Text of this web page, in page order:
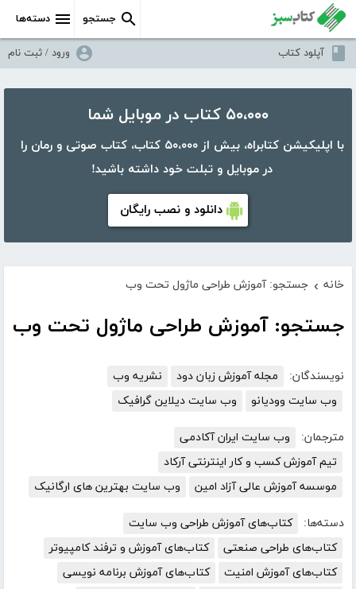
دسته‌ها جستجو
آپلود کتاب ورود / ثبت نام
۵۰،۰۰۰ کتاب در موبایل شما
با اپلیکیشن کتابراه، بیش از ۵۰،۰۰۰ کتاب، کتاب صوتی و رمان را
در موبایل و تبلت خود داشته باشید!
دانلود و نصب رایگان
خانه › جستجو: آموزش طراحی ماژول تحت وب
جستجو: آموزش طراحی ماژول تحت وب
نویسندگان: مجله آموزش زبان دود
نشریه وب
وب سایت وودیانو
وب سایت دیلاین گرافیک
مترجمان:
وب سایت ایران آکادمی
تیم آموزش کسب و کار اینترنتی آرکاد
موسسه آموزش عالی آزاد امین
وب سایت بهترین های ارگانیک
دسته‌ها:
کتاب‌های آموزش طراحی وب سایت
کتاب‌های طراحی صنعتی
کتاب‌های آموزش و ترفند کامپیوتر
کتاب‌های آموزش امنیت
کتاب‌های آموزش برنامه نویسی